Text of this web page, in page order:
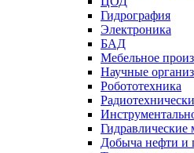
Гидрография
Электроника
БАД
Мебельное
Научные
Робототехника
Добыча нефти и